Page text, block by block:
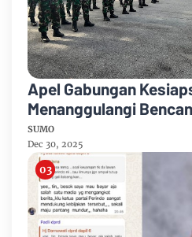
Apel Gabungan
Menanggulangi
Bengkalis
SUMO
Dec 30, 2025